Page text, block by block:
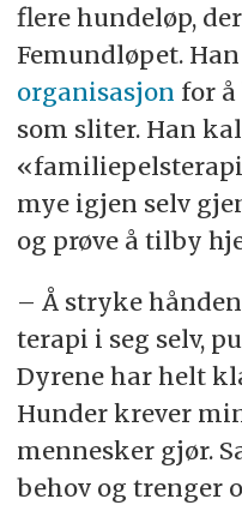
flere hundeløp,
Femundløpet.
organisasjon for
som sliter. Han
mye igjen selv
og prøve å tilby
– Å stryke
terapi i seg selv,
Dyrene har helt
Hunder krever
mennesker gjør.
behov og trenger